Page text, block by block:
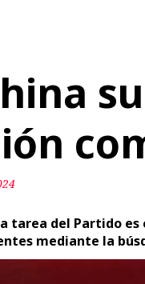
tarea del Partido
mediante la